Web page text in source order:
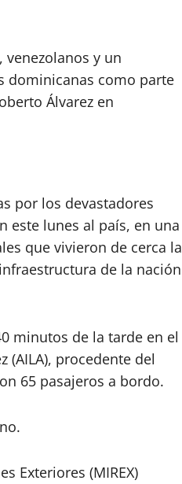
y un
dominicanas como parte
Álvarez en
por los devastadores
este lunes al país, en una
que vivieron de cerca la
de la nación
minutos de la tarde en el
(AILA), procedente del
65 pasajeros a bordo.
Exteriores (MIREX)